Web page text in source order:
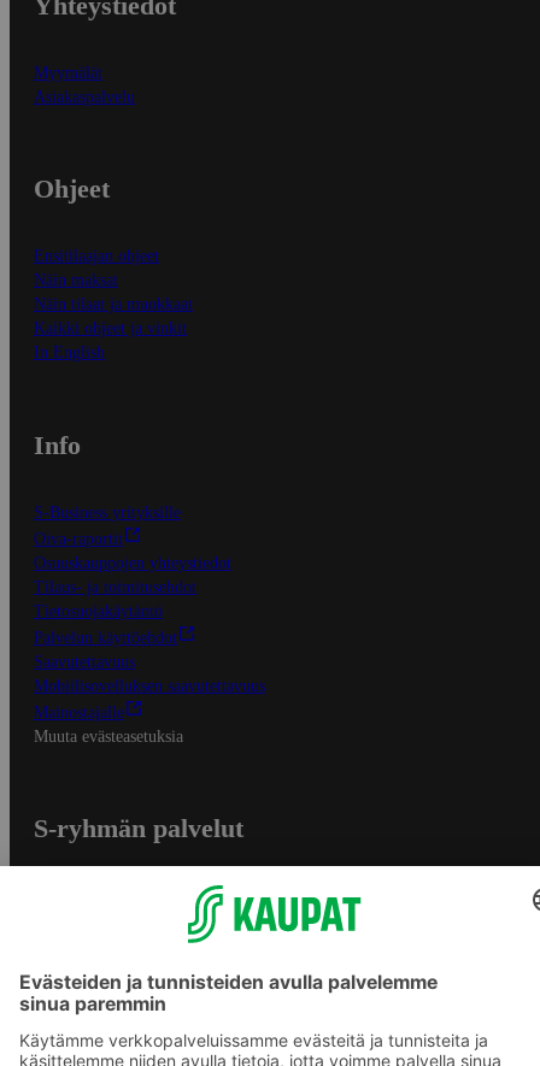
Myymälät
Asiakaspalvelu
Ohjeet
Ensitilaajan ohjeet
Näin maksat
Näin tilaat ja muokkaat
Kaikki ohjeet ja vinkit
In English
Info
S-Business yrityksille
Oiva-raportit
Osuuskauppojen yhteystiedot
Tilaus- ja toimitusehdot
Tietosuojakäytäntö
Palvelun käyttöehdot
Saavutettavuus
Mobiilisovelluksen saavutettavuus
Mainostajalle
Muuta evästeasetuksia
S-ryhmän palvelut
S-ostoslista -sovellus
Prisma.fi
Sokos.fi
S-Pankki